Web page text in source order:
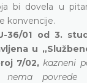
bi dovela u
konvencije.
36/01 od 3.
u
7/02, kazneni
nema povrede